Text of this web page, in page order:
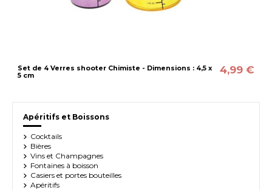
Set de 4 Verres shooter Chimiste - Dimensions : 4,5 x
5 cm
4,99 €
Apéritifs et Boissons
Cocktails
Bières
Vins et Champagnes
Fontaines à boisson
Casiers et portes bouteilles
Apéritifs